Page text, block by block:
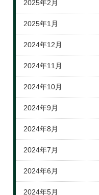
2025年2月
2025年1月
2024年12月
2024年11月
2024年10月
2024年9月
2024年8月
2024年7月
2024年6月
2024年5月